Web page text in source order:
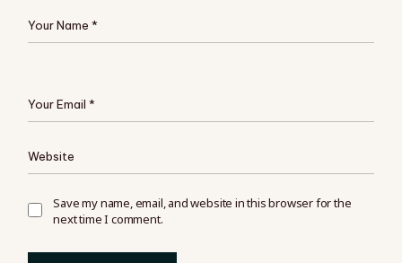
Save my name, email, and website in this browser for the
next time I comment.